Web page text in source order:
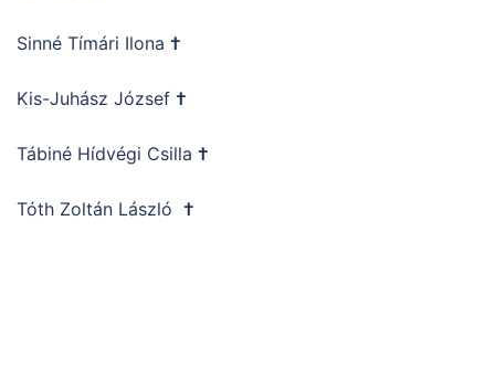
Sinné Tímári Ilona †
Kis-Juhász József †
Tábiné Hídvégi Csilla †
Tóth Zoltán László †